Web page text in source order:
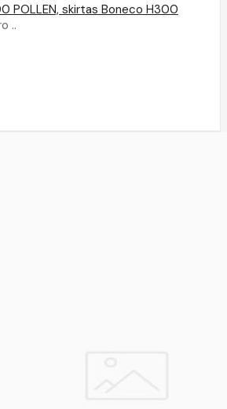
POLLEN, skirtas Boneco H300
..